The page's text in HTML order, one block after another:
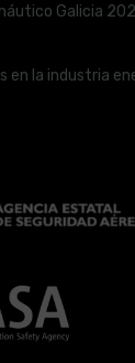
Galicia
en la industria